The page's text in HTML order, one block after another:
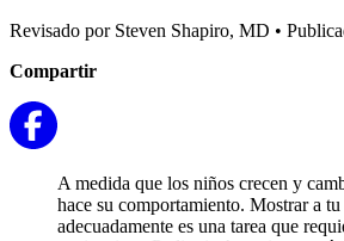
Revisado por Steven Shapiro, MD •
Compartir
A medida que los niños crecen y
hace su comportamiento. Mostrar a
adecuadamente es una tarea que